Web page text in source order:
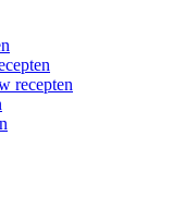
recepten